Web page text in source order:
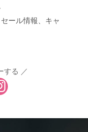
ール情報、キャ
する